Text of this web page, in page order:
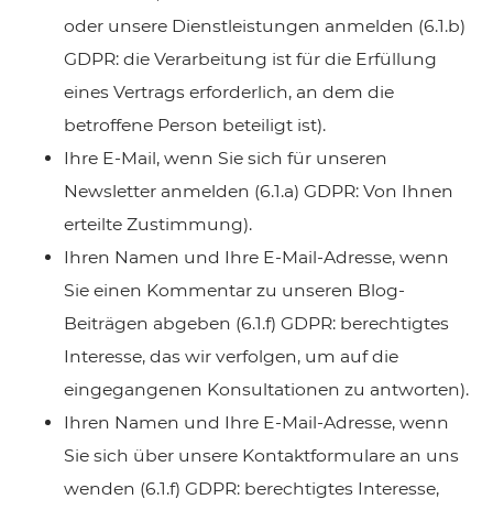
oder unsere Dienstleistungen anmelden (6.1.b)
GDPR: die Verarbeitung ist für die Erfüllung
eines Vertrags erforderlich, an dem die
betroffene Person beteiligt ist).
Ihre E-Mail, wenn Sie sich für unseren
Newsletter anmelden (6.1.a) GDPR: Von Ihnen
erteilte Zustimmung).
Ihren Namen und Ihre E-Mail-Adresse, wenn
Sie einen Kommentar zu unseren Blog-
Beiträgen abgeben (6.1.f) GDPR: berechtigtes
Interesse, das wir verfolgen, um auf die
eingegangenen Konsultationen zu antworten).
Ihren Namen und Ihre E-Mail-Adresse, wenn
Sie sich über unsere Kontaktformulare an uns
wenden (6.1.f) GDPR: berechtigtes Interesse,